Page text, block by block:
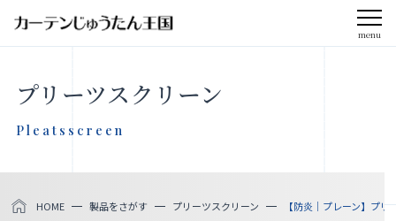
menu
会社案内
お知らせ
プリーツスクリーン
Pleatsscreen
HOME 製品をさがす プリーツスクリーン 【防炎｜プレーン】プ